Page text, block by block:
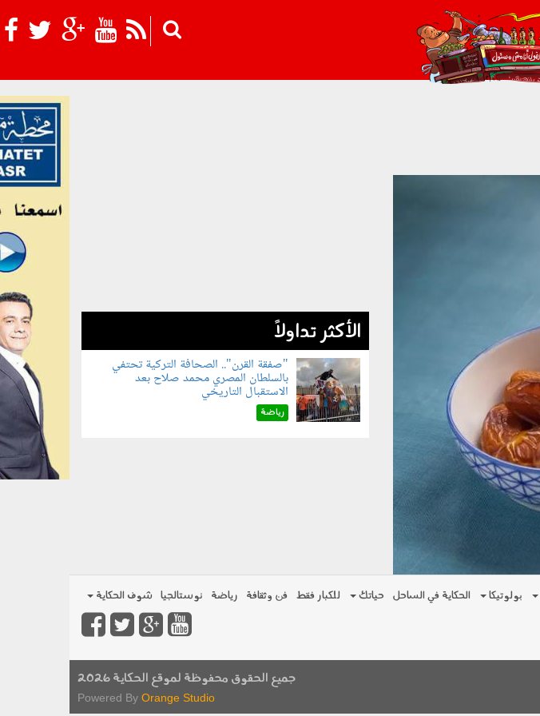
021_2.png
الأكثر تداولاً
070801.jpg
"صفقة القرن".. الصحافة التركية تحتفي
بالسلطان المصري محمد صلاح بعد
الاستقبال التاريخي
رياضة
بولوتيكا الحكاية في الساحل حياتك للكبار فقط فن وثقافة رياضة نوستالجيا شوف الحكاية
جميع الحقوق محفوظة لموقع الحكاية 2026
Powered By Orange Studio